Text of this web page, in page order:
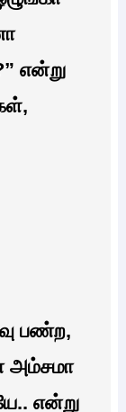
என்று
பண்ற,
அம்சமா
என்று